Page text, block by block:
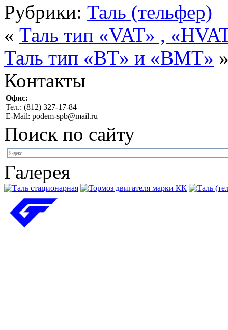
Рубрики: Таль (тельфер)
« Таль тип «VAT» ,
Таль тип «BT» и «BMT»
Контакты
Офис:
Тел.: (812) 327-17-84
E-Mail: podem-spb@mail.ru
Поиск по сайту
Галерея